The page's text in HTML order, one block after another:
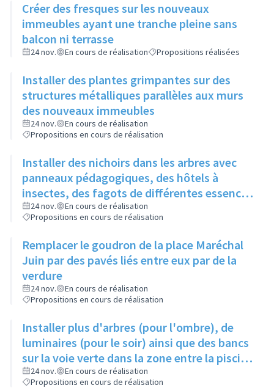
Créer des fresques sur les nouveaux
immeubles ayant une tranche pleine sans
balcon ni terrasse
24 nov. En cours de réalisation Propositions réalisées
Installer des plantes grimpantes sur des
structures métalliques parallèles aux murs
des nouveaux immeubles
24 nov.
En cours de réalisation
Propositions en cours de réalisation
Installer des nichoirs dans les arbres avec
panneaux pédagogiques, des hôtels à
insectes, des fagots de différentes essences
pour stimuler la biodiversité sur la place du
Château à la Roue
24 nov.
En cours de réalisation
Propositions en cours de réalisation
Remplacer le goudron de la place Maréchal
Juin par des pavés liés entre eux par de la
verdure
24 nov.
En cours de réalisation
Propositions en cours de réalisation
Installer plus d'arbres (pour l'ombre), de
luminaires (pour le soir) ainsi que des bancs
sur la voie verte dans la zone entre la piscine
et la rue de l'Industrie
24 nov.
En cours de réalisation
Propositions en cours de réalisation